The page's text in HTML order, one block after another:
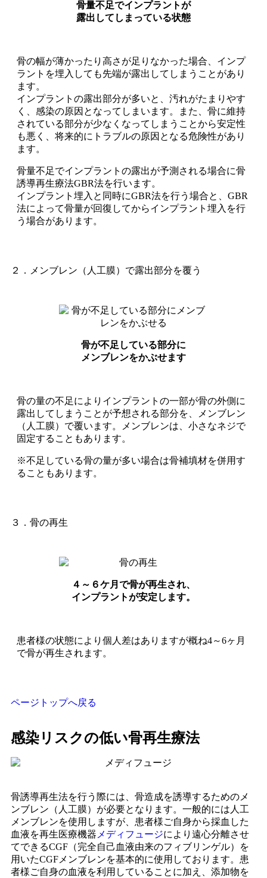
骨量不足でインプラントが
露出してしまっている状態
骨の幅が薄かったり高さが足りなかった場合、インプ
ラントを埋入しても先端が露出してしまうことがあり
ます。
インプラントの露出部分が多いと、汚れがたまりやす
く、感染の原因となってしまいます。また、骨に維持
されている部分が少なくなってしまうことから安定性
も悪く、将来的にトラブルの原因となる危険性があり
ます。
骨量不足でインプラントの露出が予測される場合に骨
誘導再生療法GBR法を行います。
インプラント埋入と同時にGBR法を行う場合と、GBR
法によって骨量が回復してからインプラント埋入を行
う場合があります。
２．メンブレン（人工膜）で露出部分を覆う
骨が不足している部分に
メンブレンをかぶせます
骨の量の不足によりインプラントの一部が骨の外側に
露出してしまうことが予想される部分を、メンブレン
（人工膜）で覆います。メンブレンは、小さなネジで
固定することもあります。
※不足している骨の量が多い場合は骨補填材を併用す
ることもあります。
３．骨の再生
４～６ケ月で骨が再生され、
インプラントが安定します。
患者様の状態により個人差はありますが概ね4～6ヶ月
で骨が再生されます。
ページトップへ戻る
感染リスクの低い骨再生療法
骨誘導再生法を行う際には、骨造成を誘導するためのメ
ンブレン（人工膜）が必要となります。一般的には人工
メンブレンを使用しますが、患者様ご自身から採血した
血液を再生医療機器 メディフュージにより遠心分離させ
てできるCGF（完全自己血液由来のフィブリンゲル）を
用いたCGFメンブレンを基本的に使用しております。患
者様ご自身の血液を利用していることに加え、添加物を